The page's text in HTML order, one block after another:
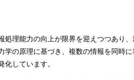
処理能力の向上が限界を迎えつつあり
学の原理に基づき、複数の情報を同時
しています。